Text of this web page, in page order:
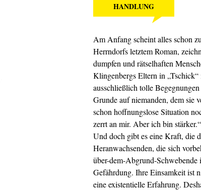
HANDLUNG
Am Anfang scheint alles schon
Herrndorfs letztem Roman,
dumpfen und rätselhaften
Klingenbergs Eltern in
ausschließlich tolle
Grunde auf niemanden, dem sie
schon hoffnungslose Situation
zerrt an mir. Aber ich bin
Und doch gibt es eine Kraft, die
Heranwachsenden, die sich
über-dem-Abgrund-
Gefährdung. Ihre Einsamkeit ist
eine existentielle Erfahrung.